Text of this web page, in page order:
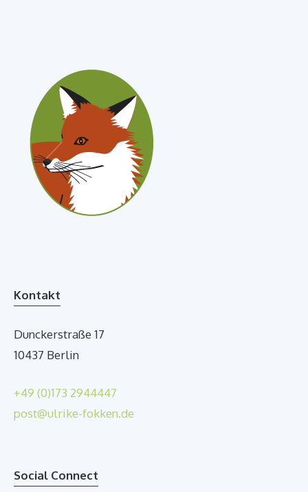
Kontakt
Dunckerstraße 17
10437 Berlin
+49 (0)173 2944447
post@ulrike-fokken.de
Social Connect